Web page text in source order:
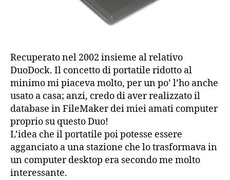
Recuperato nel 2002 insieme al relativo
DuoDock. Il concetto di portatile ridotto al
minimo mi piaceva molto, per un po’ l’ho anche
usato a casa; anzi, credo di aver realizzato il
database in FileMaker dei miei amati computer
proprio su questo Duo!
L’idea che il portatile poi potesse essere
agganciato a una stazione che lo trasformava in
un computer desktop era secondo me molto
interessante.